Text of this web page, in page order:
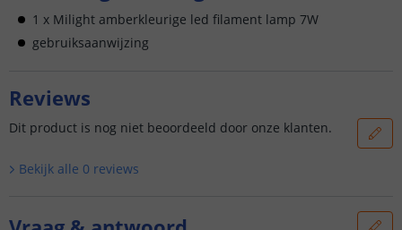
1 x Milight amberkleurige led filament lamp 7W
gebruiksaanwijzing
Reviews
Dit product is nog niet beoordeeld door onze klanten.
Bekijk alle 0 reviews